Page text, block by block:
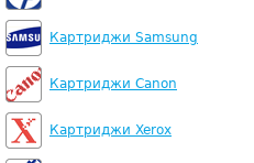
Картриджи Samsung
Картриджи Canon
Картриджи Xerox